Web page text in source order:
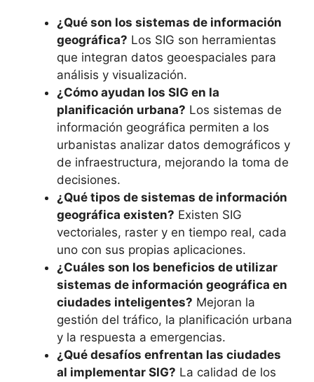
¿Qué son los sistemas de información
geográfica? Los SIG son herramientas
que integran datos geoespaciales para
análisis y visualización.
¿Cómo ayudan los SIG en la
planificación urbana? Los sistemas de
información geográfica permiten a los
urbanistas analizar datos demográficos y
de infraestructura, mejorando la toma de
decisiones.
¿Qué tipos de sistemas de información
geográfica existen? Existen SIG
vectoriales, raster y en tiempo real, cada
uno con sus propias aplicaciones.
¿Cuáles son los beneficios de utilizar
sistemas de información geográfica en
ciudades inteligentes? Mejoran la
gestión del tráfico, la planificación urbana
y la respuesta a emergencias.
¿Qué desafíos enfrentan las ciudades
al implementar SIG? La calidad de los